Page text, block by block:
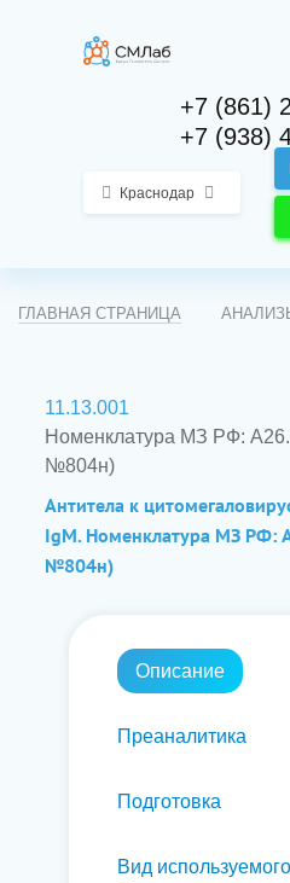
Краснодар
+7 (861)
+7 (938)
ГЛАВНАЯ СТРАНИЦА
11.13.001
Номенклатура МЗ РФ:
№804н)
Антитела к
IgM. Номенклатура МЗ РФ:
№804н)
Описание
Преаналитика
Подготовка
Вид используемого